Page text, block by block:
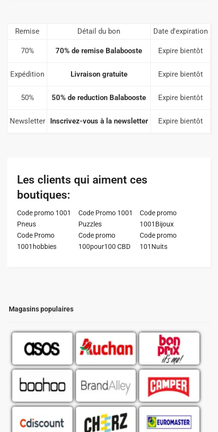
Magasins populaires
Remise Détail du bon Date d'expiration
70% 70% de remise Balabooste Expire bientôt
Expédition Livraison gratuite Expire bientôt
50% 50% de reduction Balabooste Expire bientôt
Newsletter Inscrivez-vous à la newsletter Expire bientôt
Les clients qui aiment ces
boutiques:
Code promo 1001
Pneus
Code Promo 1001
Puzzles
Code promo
1001Bijoux
Code Promo
1001hobbies
Code promo
100pour100 CBD
Code promo
101Nuits